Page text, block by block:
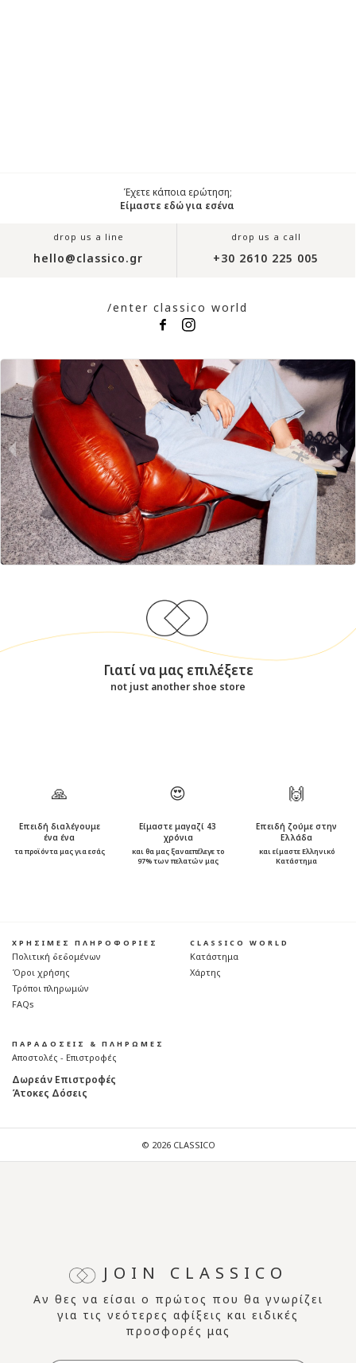
Έχετε κάποια ερώτηση;
Είμαστε εδώ για εσένα
drop us a line
hello@classico.gr
drop us a call
+30 2610 225 005
/enter classico world
Γιατί να μας επιλέξετε
not just another shoe store
🙏
Επειδή διαλέγουμε
ένα ένα
τα προϊόντα μας για εσάς
😍
Είμαστε μαγαζί 43
χρόνια
και θα μας ξαναεπέλεγε το
97% των πελατών μας
🙌
Επειδή ζούμε στην
Ελλάδα
και είμαστε Ελληνικό
Κατάστημα
ΧΡΗΣΙΜΕΣ ΠΛΗΡΟΦΟΡΙΕΣ
Πολιτική δεδομένων
Όροι χρήσης
Τρόποι πληρωμών
FAQs
CLASSICO WORLD
Κατάστημα
Χάρτης
ΠΑΡΑΔΟΣΕΙΣ & ΠΛΗΡΩΜΕΣ
Αποστολές - Επιστροφές
Δωρεάν Επιστροφές
Άτοκες Δόσεις
© 2026 CLASSICO
JOIN CLASSICO
Αν θες να είσαι ο πρώτος που θα γνωρίζει
για τις νεότερες αφίξεις και ειδικές
προσφορές μας